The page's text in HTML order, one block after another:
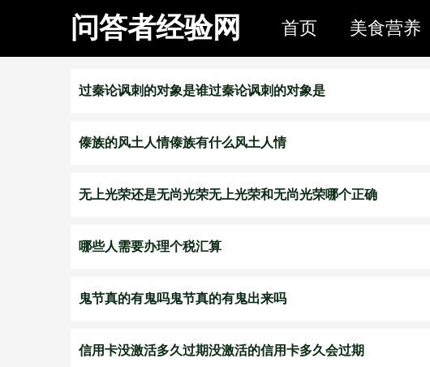
问答者经验网 首页 美食营养
过秦论讽刺的对象是谁过秦论讽刺的对象是
傣族的风土人情傣族有什么风土人情
无上光荣还是无尚光荣无上光荣和无尚光荣哪个正确
哪些人需要办理个税汇算
鬼节真的有鬼吗鬼节真的有鬼出来吗
信用卡没激活多久过期没激活的信用卡多久会过期